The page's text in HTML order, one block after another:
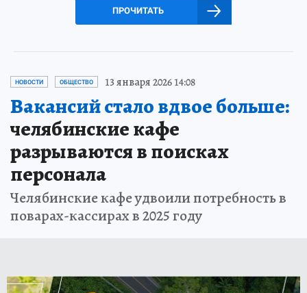
ПРОЧИТАТЬ
НОВОСТИ ОБЩЕСТВО 13 января 2026 14:08
Вакансий стало вдвое больше:
челябинские кафе
разрываются в поисках
персонала
Челябинские кафе удвоили потребность в
поварах-кассирах в 2025 году